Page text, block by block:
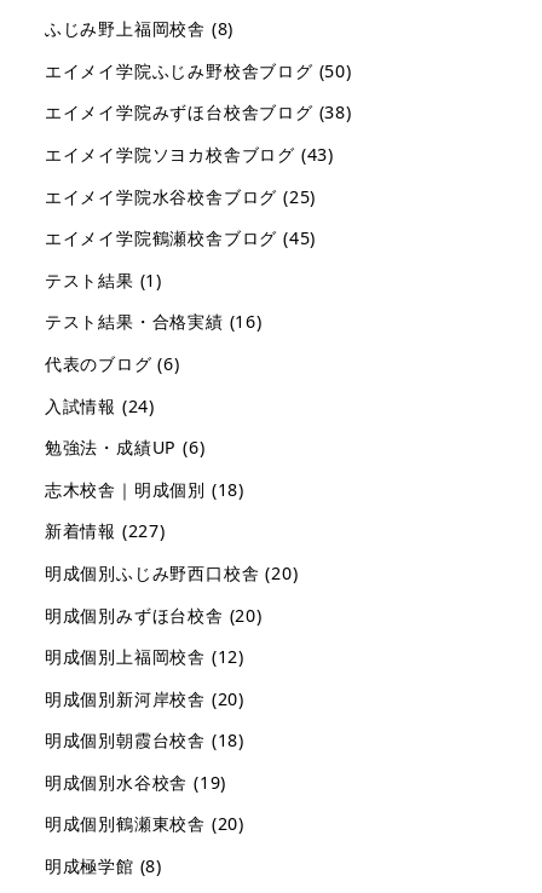
ふじみ野上福岡校舎 (8)
エイメイ学院ふじみ野校舎ブログ (50)
エイメイ学院みずほ台校舎ブログ (38)
エイメイ学院ソヨカ校舎ブログ (43)
エイメイ学院水谷校舎ブログ (25)
エイメイ学院鶴瀬校舎ブログ (45)
テスト結果 (1)
テスト結果・合格実績 (16)
代表のブログ (6)
入試情報 (24)
勉強法・成績UP (6)
志木校舎｜明成個別 (18)
新着情報 (227)
明成個別ふじみ野西口校舎 (20)
明成個別みずほ台校舎 (20)
明成個別上福岡校舎 (12)
明成個別新河岸校舎 (20)
明成個別朝霞台校舎 (18)
明成個別水谷校舎 (19)
明成個別鶴瀬東校舎 (20)
明成極学館 (8)